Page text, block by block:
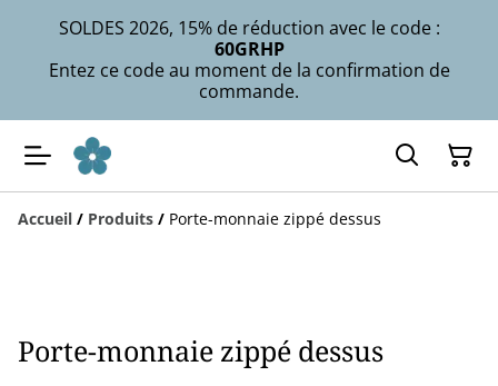
SOLDES 2026, 15% de réduction avec le code :
60GRHP
Entez ce code au moment de la confirmation de
commande.
Accueil / Produits / Porte-monnaie zippé dessus
Porte-monnaie zippé dessus